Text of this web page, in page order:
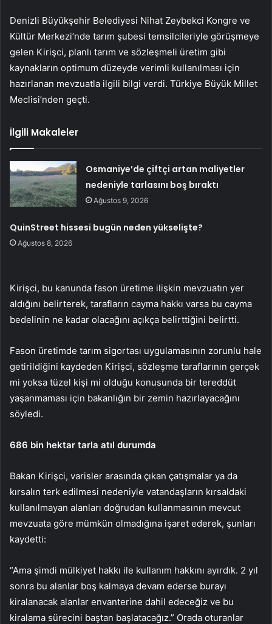
Denizli Büyükşehir Belediyesi Nihat Zeybekci Kongre ve
Kültür Merkezi’nde tarım şubesi temsilcileriyle görüşmeye
gelen Kirişci, planlı tarım ve sözleşmeli üretim gibi
kaynakların optimum düzeyde verimli kullanılması için
hazırlanan mevzuatla ilgili bilgi verdi. Türkiye Büyük Millet
Meclisi’nden geçti.
İlgili Makaleler
Osmaniye’de çiftçi artan maliyetler
nedeniyle tarlasını boş bıraktı
Ağustos 9, 2026
QuinStreet hissesi bugün neden yükselişte?
Ağustos 8, 2026
Kirişci, bu kanunda fason üretime ilişkin mevzuatın yer
aldığını belirterek, tarafların cayma hakkı varsa bu cayma
bedelinin ne kadar olacağını açıkça belirttiğini belirtti.
Fason üretimde tarım sigortası uygulamasının zorunlu hale
getirildiğini kaydeden Kirişci, sözleşme taraflarının gerçek
mi yoksa tüzel kişi mi olduğu konusunda bir tereddüt
yaşanmaması için bakanlığın bir zemin hazırlayacağını
söyledi.
686 bin hektar tarla atıl durumda
Bakan Kirişci, varisler arasında çıkan çatışmalar ya da
kırsalın terk edilmesi nedeniyle vatandaşların kırsaldaki
kullanılmayan alanları doğrudan kullanmasının mevcut
mevzuata göre mümkün olmadığına işaret ederek, şunları
kaydetti:
“Ama şimdi mülkiyet hakkı ile kullanım hakkını ayırdık. 2 yıl
sonra bu alanlar boş kalmaya devam ederse burayı
kiralanacak alanlar envanterine dahil edeceğiz ve bu
kiralama sürecini baştan başlatacağız.” Orada oturanlar